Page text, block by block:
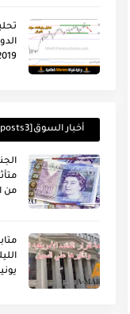
أخبار السوق[posts3]
من
يونيو